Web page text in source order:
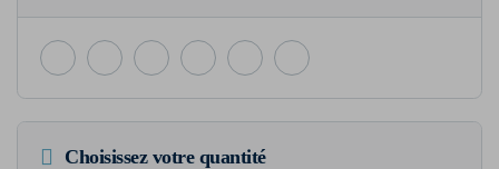
Choisissez votre quantité